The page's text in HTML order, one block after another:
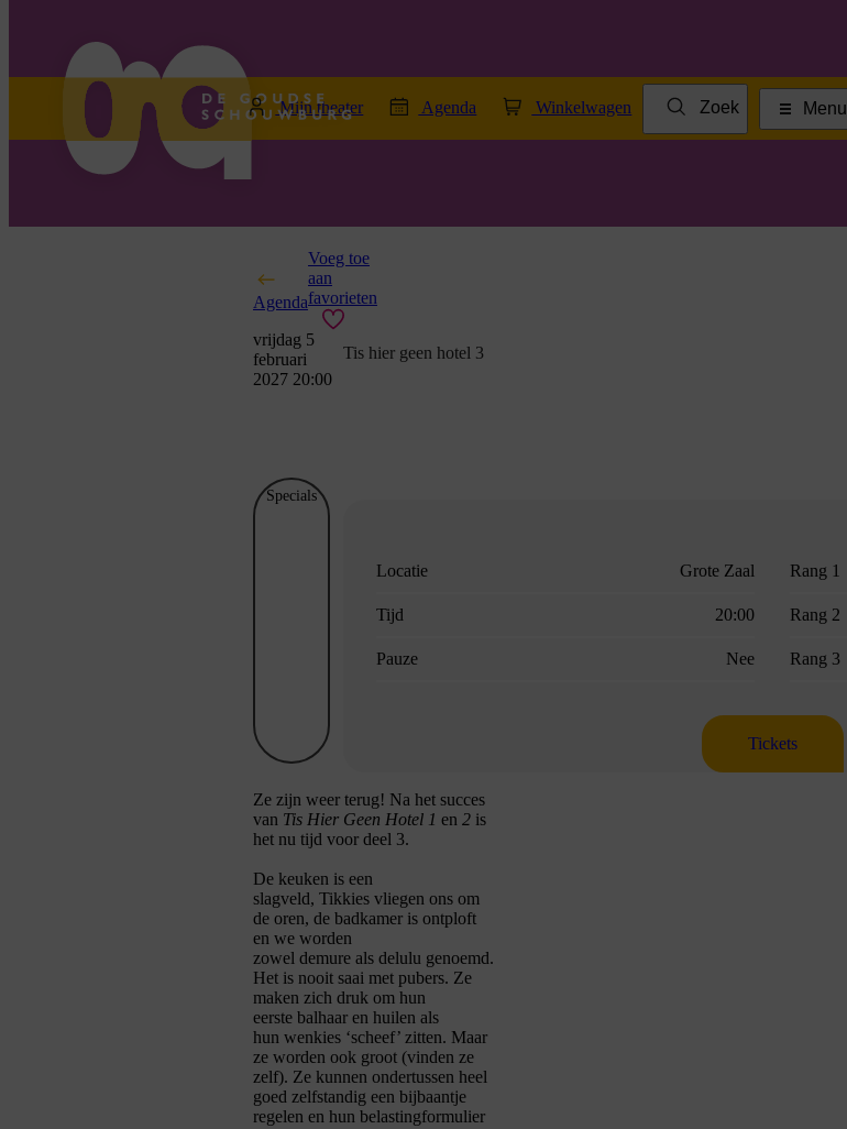
Mijn theater Agenda Winkelwagen Zoek Menu
Agenda
Voeg toe
aan
favorieten
vrijdag 5
februari
2027 20:00
Tis hier geen hotel 3
Specials
Locatie Grote Zaal
Tijd 20:00
Pauze Nee
Rang 1
Rang 2
Rang 3
Tickets
Ze zijn weer terug! Na het succes
van Tis Hier Geen Hotel 1 en 2 is
het nu tijd voor deel 3.
De keuken is een
slagveld, Tikkies vliegen ons om
de oren, de badkamer is ontploft
en we worden
zowel demure als delulu genoemd.
Het is nooit saai met pubers. Ze
maken zich druk om hun
eerste balhaar en huilen als
hun wenkies ‘scheef’ zitten. Maar
ze worden ook groot (vinden ze
zelf). Ze kunnen ondertussen heel
goed zelfstandig een bijbaantje
regelen en hun belastingformulier